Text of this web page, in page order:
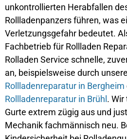
unkontrollierten Herabfallen
Rollladenpanzers führen, was
Verletzungsgefahr bedeutet.
Fachbetrieb für Rollladen
Rolladen Service schnelle,
an, beispielsweise durch
Rollladenreparatur in Bergheim
Rollladenreparatur in Brühl .
Gurte extrem zügig aus und
Mechanik fachmännisch neu.